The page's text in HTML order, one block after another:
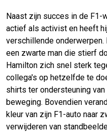
Naast zijn succes in de
actief als activist en heeft
verschillende onderwerpen.
een zwarte man die stierf
Hamilton zich snel sterk
collega's op hetzelfde te
shirts ter ondersteuning
beweging. Bovendien
kleur van zijn F1-auto naar
verwijderen van